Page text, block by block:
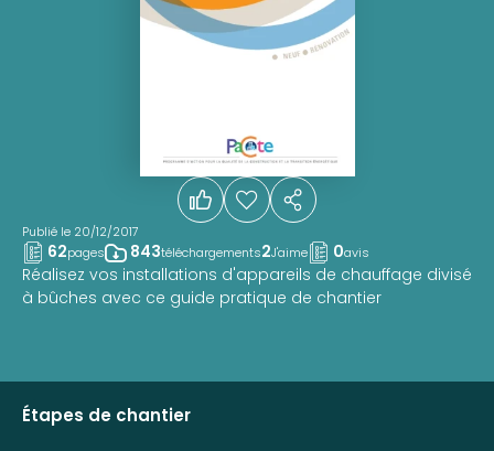
Publié le 20/12/2017
62pages 843téléchargements2J'aime 0avis
Réalisez vos installations d'appareils de chauffage divisé
à bûches avec ce guide pratique de chantier
Étapes de chantier